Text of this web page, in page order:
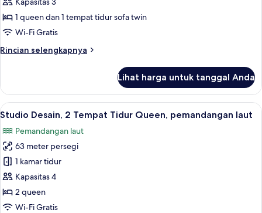
Tempat
Tidur
dengan
Sofa
1 queen dan 1 tempat tidur sofa twin
Wi-Fi Gratis
Rincian selengkapnya
Rincian
Studio
Comfort,
1
Tidur
Queen
dengan
tempat
tidur
Sofa
Lihat harga untuk tanggal Anda
Lihat
semua
foto
untuk
Studio
Desain,
2
Tempat
Studio Desain, 2 Tempat Tidur
19
Studio Desain, 2 Tempat Tidur Queen, pemandangan laut
Pemandangan laut
63 meter persegi
1 kamar tidur
Kapasitas 4
2 queen
Wi-Fi Gratis